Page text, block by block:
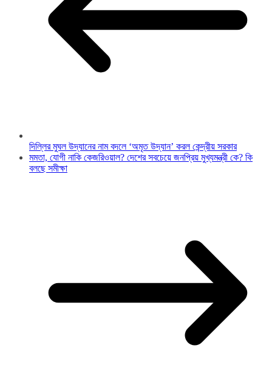
দিল্লির মুঘল উদ্যানের নাম বদলে ‘অমৃত উদ্যান’ করল কেন্দ্রীয় সরকার
মমতা, যোগী নাকি কেজরিওয়াল? দেশের সবচেয়ে জনপ্রিয় মুখ্যমন্ত্রী কে? কি
বলছে সমীক্ষা